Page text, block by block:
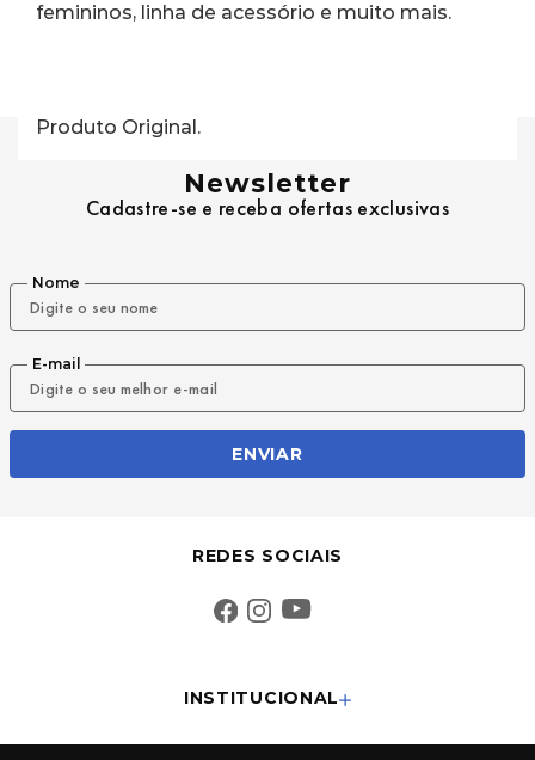
femininos, linha de acessório e muito mais.
Produto Original.
Newsletter
Cadastre-se e receba ofertas exclusivas
Nome
E-mail
ENVIAR
REDES SOCIAIS
INSTITUCIONAL